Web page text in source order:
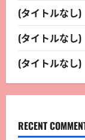
(タイトルなし)
(タイトルなし)
(タイトルなし)
RECENT